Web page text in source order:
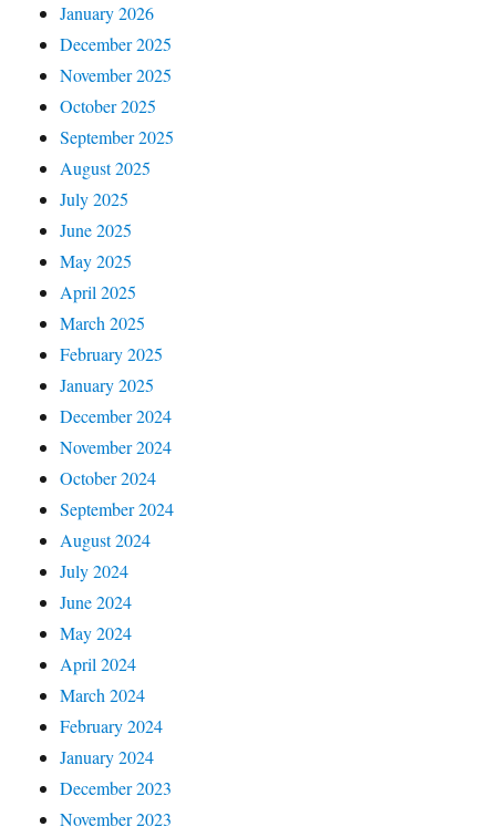
January 2026
December 2025
November 2025
October 2025
September 2025
August 2025
July 2025
June 2025
May 2025
April 2025
March 2025
February 2025
January 2025
December 2024
November 2024
October 2024
September 2024
August 2024
July 2024
June 2024
May 2024
April 2024
March 2024
February 2024
January 2024
December 2023
November 2023